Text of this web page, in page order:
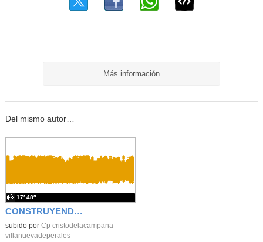
Más información
Del mismo autor…
CONSTRUYENDO NUESTRO COLE IDEAL PRIMARIA
subido por Cp cristodelacampana
villanuevadeperales
17′ 48″